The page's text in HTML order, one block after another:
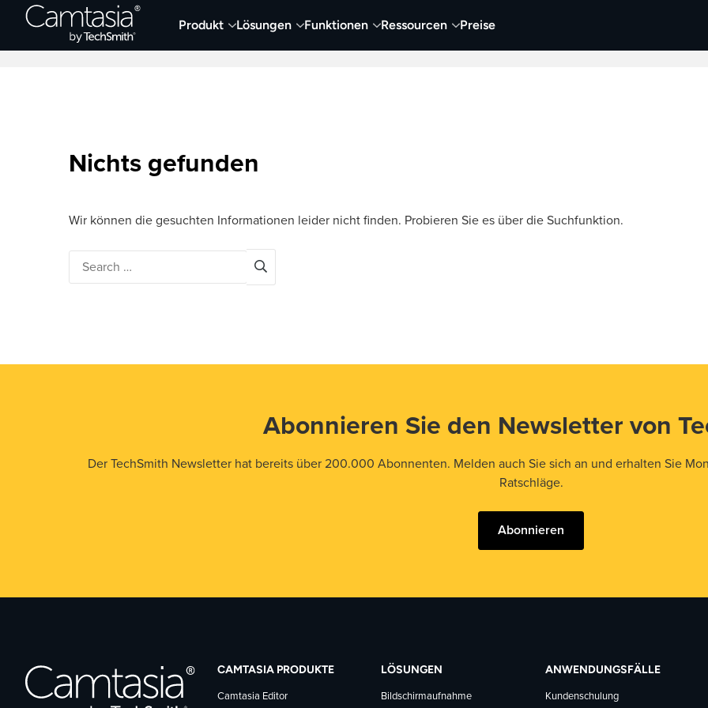
Direkt
Produkt Lösungen Funktionen Ressourcen Preise
Neueste Artikel Screen Capture und Aufnehmen Video Visueller Content
Nichts gefunden
Wir können die gesuchten Informationen leider nicht finden. Probieren Sie es über die Suchfunktion.
Abonnieren Sie den Newsletter von
Der TechSmith Newsletter hat bereits über 200.000 Abonnenten. Melden auch Sie sich an und erhalten Sie
Ratschläge.
Abonnieren
CAMTASIA PRODUKTE
Camtasia Editor
LÖSUNGEN
Bildschirmaufnahme
ANWENDUNGSFÄLLE
Kundenschulung